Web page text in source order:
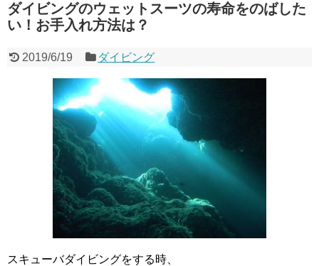
ダイビングのウェットスーツの寿命をのばした
い！お手入れ方法は？
2019/6/19 ダイビング
スキューバダイビングをする時、